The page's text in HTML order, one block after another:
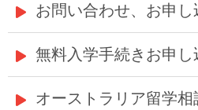
お問い合わせ、お申し
無料入学手続きお申し
オーストラリア留学